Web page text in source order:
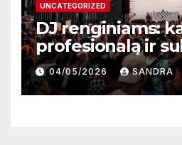
UNCATEGORIZED
DJ renginiams:
profesionalą ir
nepamirštamą
04/05/2026 SANDRA